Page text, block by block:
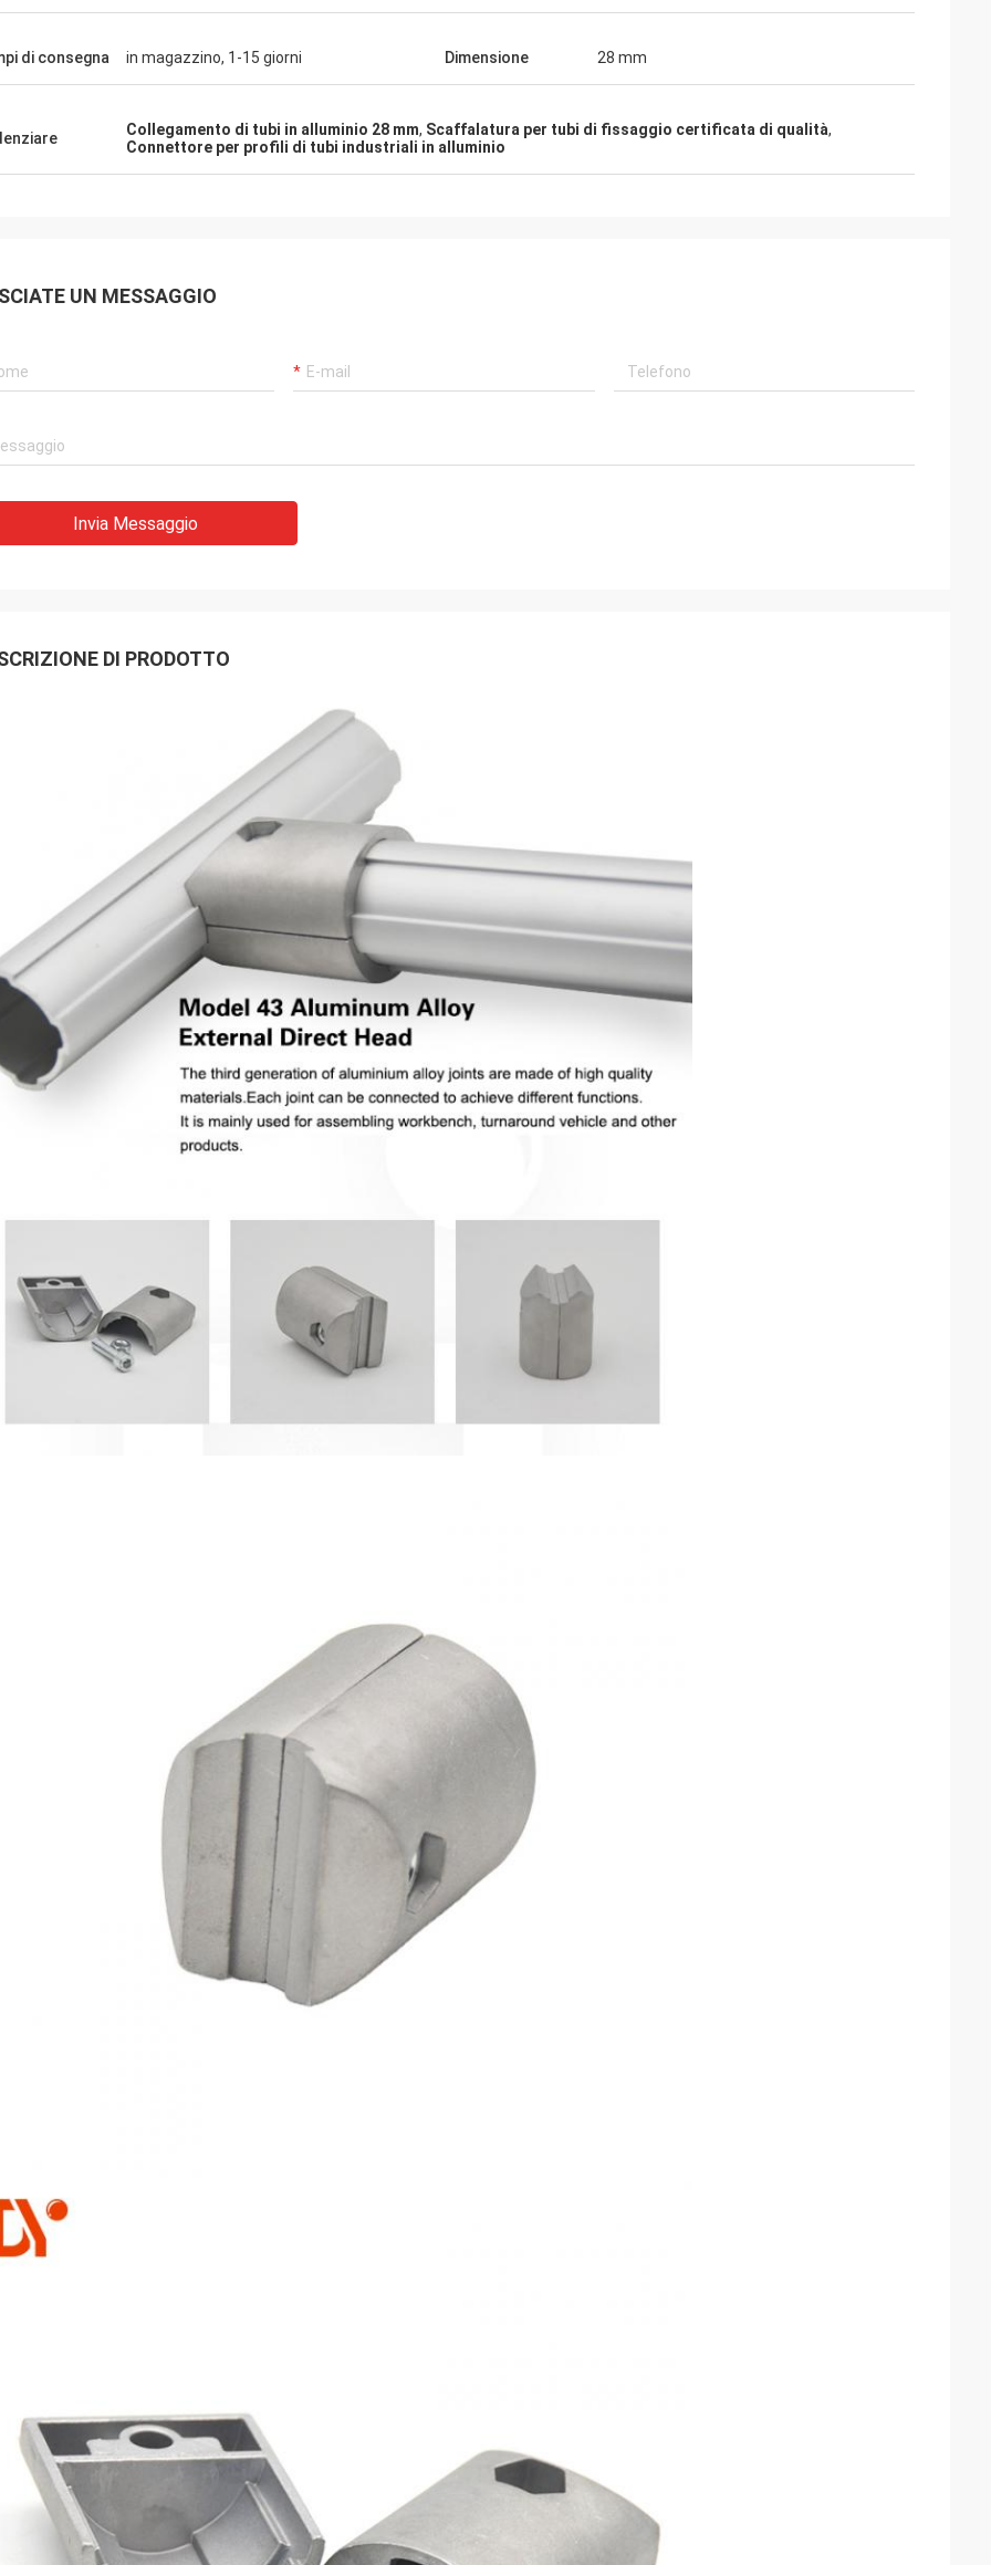
di consegna in magazzino, 1-15 giorni Dimensione 28 mm
Collegamento di tubi in alluminio 28 mm, Scaffalatura per tubi di fissaggio certificata di qualità,
Connettore per profili di tubi industriali in alluminio
UN MESSAGGIO
Invia Messaggio
DI PRODOTTO